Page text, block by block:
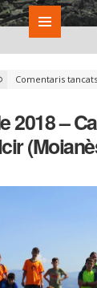
Comentaris tancats
2018 –